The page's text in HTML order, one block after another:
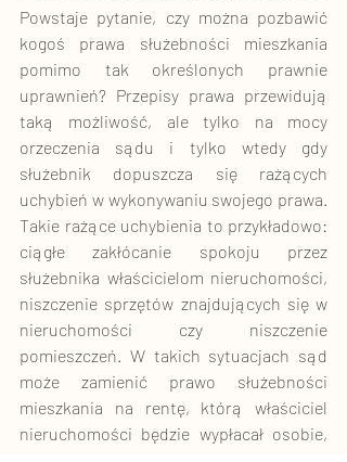
Powstaje pytanie, czy można pozbawić
kogoś prawa służebności mieszkania
pomimo tak określonych prawnie
uprawnień? Przepisy prawa przewidują
taką możliwość, ale tylko na mocy
orzeczenia sądu i tylko wtedy gdy
służebnik dopuszcza się rażących
uchybień w wykonywaniu swojego prawa.
Takie rażące uchybienia to przykładowo:
ciągłe zakłócanie spokoju przez
służebnika właścicielom nieruchomości,
niszczenie sprzętów znajdujących się w
nieruchomości czy niszczenie
pomieszczeń. W takich sytuacjach sąd
może zamienić prawo służebności
mieszkania na rentę, którą właściciel
nieruchomości będzie wypłacał osobie,